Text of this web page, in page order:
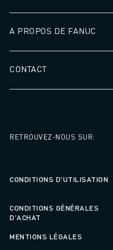
A PROPOS DE FANUC
CONTACT
RETROUVEZ-NOUS SUR:
CONDITIONS D'UTILISATION
CONDITIONS GÉNÉRALES
D'ACHAT
MENTIONS LÉGALES